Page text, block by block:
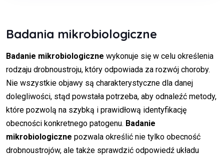
Badania mikrobiologiczne
Badanie mikrobiologiczne wykonuje się w celu określenia
rodzaju drobnoustroju, który odpowiada za rozwój choroby.
Nie wszystkie objawy są charakterystyczne dla danej
dolegliwości, stąd powstała potrzeba, aby odnaleźć metody,
które pozwolą na szybką i prawidłową identyfikację
obecności konkretnego patogenu. Badanie
mikrobiologiczne pozwala określić nie tylko obecność
drobnoustrojów, ale także sprawdzić odpowiedź układu